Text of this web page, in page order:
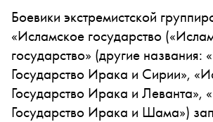
Боевики экстремистской
«Исламское государство
государство» (другие названия:
Государство Ирака и Сирии»,
Государство Ирака и Леванта»,
Государство Ирака и Шама»)